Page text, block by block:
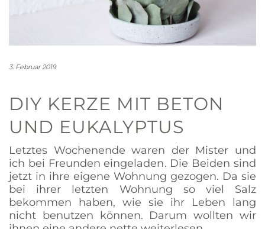
3. Februar 2019
DIY KERZE MIT BETON
UND EUKALYPTUS
Letztes Wochenende waren der Mister und
ich bei Freunden eingeladen. Die Beiden sind
jetzt in ihre eigene Wohnung gezogen. Da sie
bei ihrer letzten Wohnung so viel Salz
bekommen haben, wie sie ihr Leben lang
nicht benutzen können. Darum wollten wir